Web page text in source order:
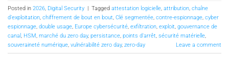
Posted in 2026, Digital Security | Tagged attestation logicielle, attribution, chaîne
d’exploitation, chiffrement de bout en bout, Clé segmentée, contre-espionnage, cyber
espionnage, double usage, Europe cybersécurité, exfiltration, exploit, gouvernance de
canal, HSM, marché du zero day, persistance, points d’arrêt, sécurité matérielle,
souveraineté numérique, vulnérabilité zero day, zero-day Leave a comment